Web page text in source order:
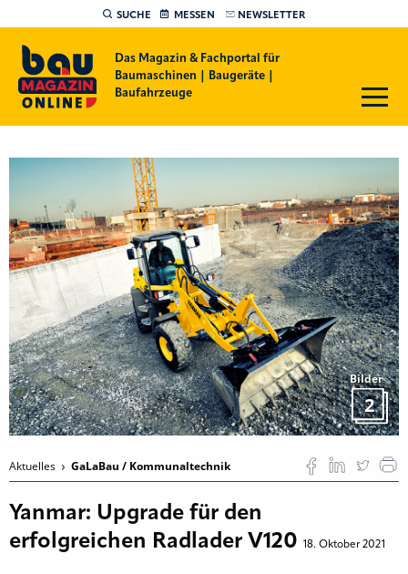
SUCHE MESSEN NEWSLETTER
Das Magazin & Fachportal für
Baumaschinen | Baugeräte |
Baufahrzeuge
Bilder
2
Aktuelles GaLaBau / Kommunaltechnik
Yanmar: Upgrade für den
erfolgreichen Radlader V120 18. Oktober 2021